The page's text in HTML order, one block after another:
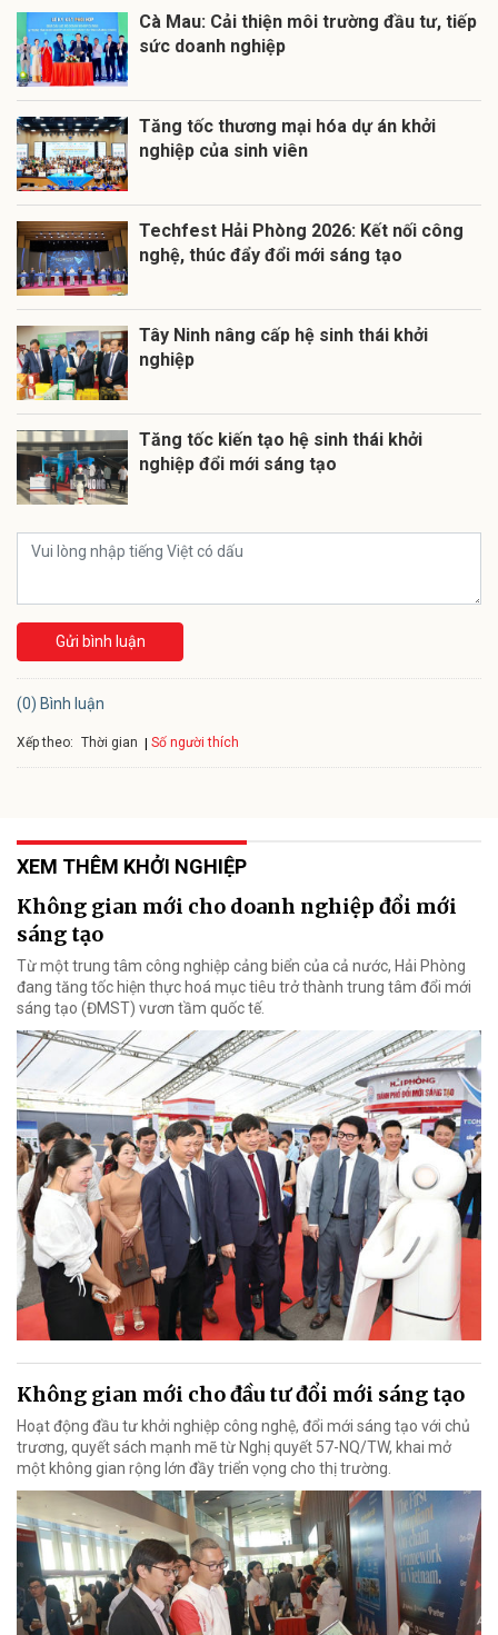
Cà Mau: Cải thiện môi trường đầu tư, tiếp
sức doanh nghiệp
Tăng tốc thương mại hóa dự án khởi
nghiệp của sinh viên
Techfest Hải Phòng 2026: Kết nối công
nghệ, thúc đẩy đổi mới sáng tạo
Tây Ninh nâng cấp hệ sinh thái khởi
nghiệp
Tăng tốc kiến tạo hệ sinh thái khởi
nghiệp đổi mới sáng tạo
Gửi bình luận
(0) Bình luận
Xếp theo: Thời gian Số người thích
XEM THÊM KHỞI NGHIỆP
Không gian mới cho doanh nghiệp đổi mới
sáng tạo
Từ một trung tâm công nghiệp cảng biển của cả nước, Hải Phòng
đang tăng tốc hiện thực hoá mục tiêu trở thành trung tâm đổi mới
sáng tạo (ĐMST) vươn tầm quốc tế.
Không gian mới cho đầu tư đổi mới sáng tạo
Hoạt động đầu tư khởi nghiệp công nghệ, đổi mới sáng tạo với chủ
trương, quyết sách mạnh mẽ từ Nghị quyết 57-NQ/TW, khai mở
một không gian rộng lớn đầy triển vọng cho thị trường.